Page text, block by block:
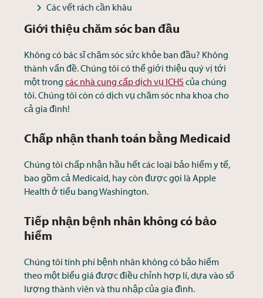
Các vết rách cần khâu
Giới thiệu chăm sóc ban đầu
Không có bác sĩ chăm sóc sức khỏe ban đầu? Không
thành vấn đề. Chúng tôi có thể giới thiệu quý vị tới
một trong các nhà cung cấp dịch vụ ICHScủa chúng
tôi. Chúng tôi còn có dịch vụ chăm sóc nha khoa cho
cả gia đình!
Chấp nhận thanh toán bằng Medicaid
Chúng tôi chấp nhận hầu hết các loại bảo hiểm y tế,
bao gồm cả Medicaid, hay còn được gọi là Apple
Health ở tiểu bang Washington.
Tiếp nhận bệnh nhân không có bảo
hiểm
Chúng tôi tính phí bệnh nhân không có bảo hiểm
theo một biểu giá được điều chỉnh hợp lí, dựa vào số
lượng thành viên và thu nhập của gia đình.